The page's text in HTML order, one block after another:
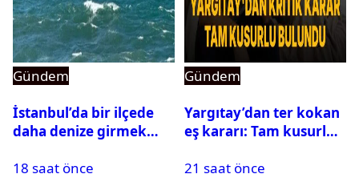
Gündem
İstanbul’da bir ilçede
daha denize girmek
18 saat önce
Gündem
Yargıtay’dan ter kokan
eş kararı: Tam kusurlu
21 saat önce